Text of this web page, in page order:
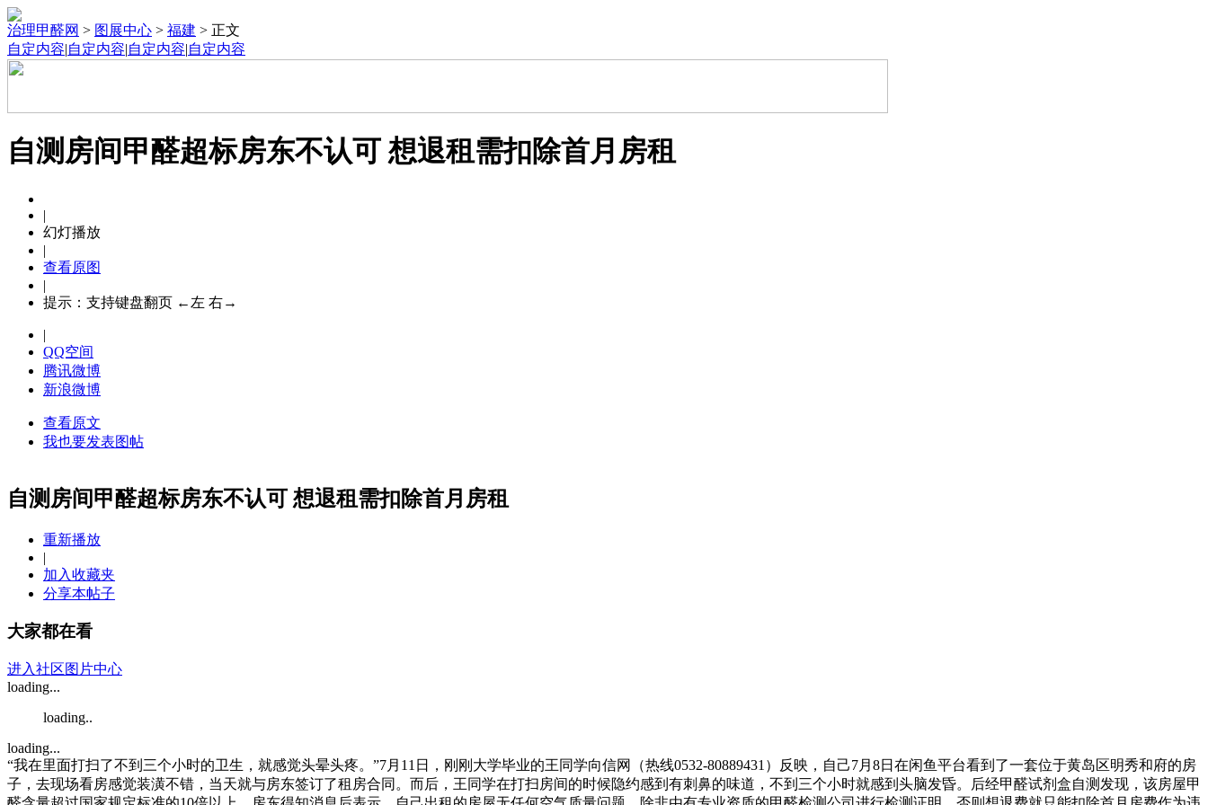
治理甲醛网 > 图展中心 > 福建 > 正文
自定内容|自定内容|自定内容|自定内容
自测房间甲醛超标房东不认可 想退租需扣除首月房租
|
幻灯播放
|
查看原图
|
提示：支持键盘翻页 ←左 右→
|
QQ空间
腾讯微博
新浪微博
查看原文
我也要发表图帖
自测房间甲醛超标房东不认可 想退租需扣除首月房租
重新播放
|
加入收藏夹
分享本帖子
大家都在看
进入社区图片中心
loading...
loading..
loading...
“我在里面打扫了不到三个小时的卫生，就感觉头晕头疼。”7月11日，刚刚大学毕业的王同学向信网（热线0532-80889431）反映，自己7月8日在闲鱼平台看到了一套位于黄岛区明秀和府的房
子，去现场看房感觉装潢不错，当天就与房东签订了租房合同。而后，王同学在打扫房间的时候隐约感到有刺鼻的味道，不到三个小时就感到头脑发昏。后经甲醛试剂盒自测发现，该房屋甲